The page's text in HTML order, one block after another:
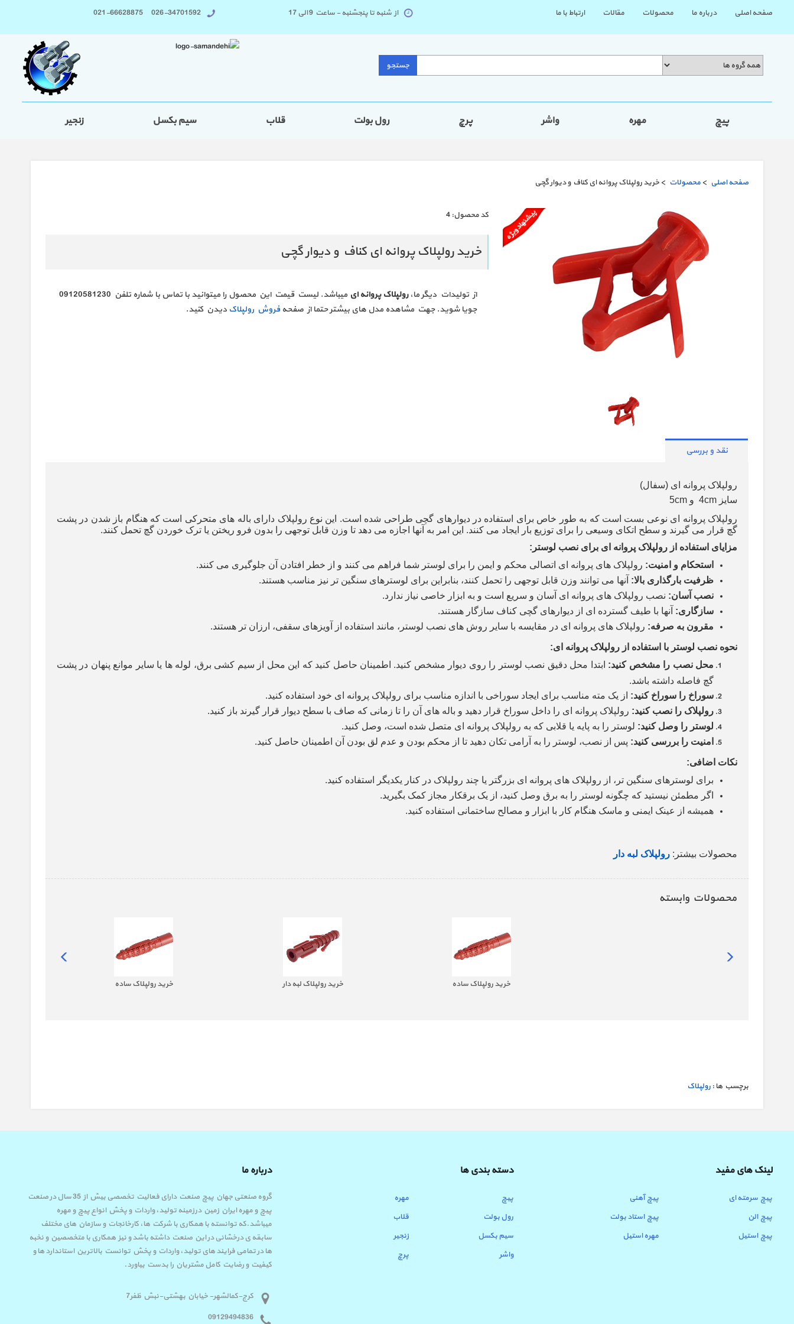
صفحه اصلی درباره ما محصولات مقالات ارتباط با ما 026-34701592 021-66628875 از شنبه تا پنجشنبه - ساعت 9 الی 17
جستجو
پیچ مهره واشر پرچ رول بولت قلاب سیم بکسل زنجیر
صفحه اصلی > محصولات > خرید رولپلاک پروانه ای کناف و دیوار گچی
كد محصول:4
خرید رولپلاک پروانه ای کناف و دیوار گچی
از تولیدات دیگر ما،رولپلاک پروانه ای میباشد. لیست قیمت این محصول را میتوانید با تماس با شماره تلفن 09120581230
جویا شوید. جهت مشاهده مدل های بیشتر حتما از صفحهفروش رولپلاک دیدن کنید.
نقد و بررسی
رولپلاک پروانه ای (سفال)
سایز 4cm و 5cm
رولپلاک پروانه ای نوعی بست است که به طور خاص برای استفاده در دیوارهای گچی طراحی شده است. این نوع رولپلاک دارای باله های متحرکی است که هنگام باز شدن در پشت
گچ قرار می گیرند و سطح اتکای وسیعی را برای توزیع بار ایجاد می کنند. این امر به آنها اجازه می دهد تا وزن قابل توجهی را بدون فرو ریختن یا ترک خوردن گچ تحمل کنند.
مزایای استفاده از رولپلاک پروانه ای برای نصب لوستر :
استحکام و امنیت: رولپلاک های پروانه ای اتصالی محکم و ایمن را برای لوستر شما فراهم می کنند و از خطر افتادن آن جلوگیری می کنند.
ظرفیت بارگذاری بالا: آنها می توانند وزن قابل توجهی را تحمل کنند، بنابراین برای لوسترهای سنگین تر نیز مناسب هستند.
نصب آسان: نصب رولپلاک های پروانه ای آسان و سریع است و به ابزار خاصی نیاز ندارد.
سازگاری: آنها با طیف گسترده ای از دیوارهای گچی کناف سازگار هستند.
مقرون به صرفه: رولپلاک های پروانه ای در مقایسه با سایر روش های نصب لوستر، مانند استفاده از آویزهای سقفی، ارزان تر هستند.
نحوه نصب لوستر با استفاده از رولپلاک پروانه ای:
محل نصب را مشخص کنید: ابتدا محل دقیق نصب لوستر را روی دیوار مشخص کنید. اطمینان حاصل کنید که این محل از سیم کشی برق، لوله ها یا سایر موانع پنهان در پشت
گچ فاصله داشته باشد.
سوراخ را سوراخ کنید: از یک مته مناسب برای ایجاد سوراخی با اندازه مناسب برای رولپلاک پروانه ای خود استفاده کنید.
رولپلاک را نصب کنید: رولپلاک پروانه ای را داخل سوراخ قرار دهید و باله های آن را تا زمانی که صاف با سطح دیوار قرار گیرند باز کنید.
لوستر را وصل کنید: لوستر را به پایه یا قلابی که به رولپلاک پروانه ای متصل شده است، وصل کنید.
امنیت را بررسی کنید: پس از نصب، لوستر را به آرامی تکان دهید تا از محکم بودن و عدم لق بودن آن اطمینان حاصل کنید.
نکات اضافی:
برای لوسترهای سنگین تر، از رولپلاک های پروانه ای بزرگتر یا چند رولپلاک در کنار یکدیگر استفاده کنید.
اگر مطمئن نیستید که چگونه لوستر را به برق وصل کنید، از یک برقکار مجاز کمک بگیرید.
همیشه از عینک ایمنی و ماسک هنگام کار با ابزار و مصالح ساختمانی استفاده کنید.
محصولات بیشتر: رولپلاک لبه دار
محصولات وابسته
خرید رولپلاک ساده خرید رولپلاک لبه دار خرید رولپلاک ساده
برچسب ها : رولپلاک
لینک های مفید
پیچ سرمته ای
پیچ آهنی
پیچ الن
پیچ استاد بولت
پیچ استیل
مهره استیل
دسته بندی ها
پیچ
مهره
رول بولت
قلاب
سیم بکسل
زنجیر
واشر
پرچ
درباره ما
گروه صنعتی جهان پیچ صنعت دارای فعالیت تخصصی بیش از 35 سال در صنعت
پیچ و مهره ایران زمین درزمینه تولید، واردات و پخش انواع پیچ و مهره
میباشد.که توانسته با همکاری با شرکت ها، کارخانجات و سازمان های مختلف
سابقه ی درخشانی در این صنعت داشته باشد و نیز همکاری با متخصصین و نخبه
ها در تمامی فرایند های تولید، واردات و پخش توانست بالاترین استاندارد ها و
کیفیت و رضایت کامل مشتریان را بدست بیاورد.
کرج-کمالشهر- خیابان بهشتی-نبش ظفر7
09129494836